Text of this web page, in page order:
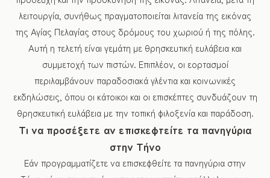
λειτουργία, συνήθως πραγματοποιείται λιτανεία της εικόνας
της Αγίας Πελαγίας στους δρόμους του χωριού ή της πόλης.
Αυτή η τελετή είναι γεμάτη με θρησκευτική ευλάβεια και
συμμετοχή των πιστών. Επιπλέον, οι εορτασμοί
περιλαμβάνουν παραδοσιακά γλέντια και κοινωνικές
εκδηλώσεις, όπου οι κάτοικοι και οι επισκέπτες συνδυάζουν τη
θρησκευτική ευλάβεια με την τοπική φιλοξενία και παράδοση.
Τι να προσέξετε αν επισκεφτείτε τα πανηγύρια
στην Τήνο
Εάν προγραμματίζετε να επισκεφθείτε τα πανηγύρια στην